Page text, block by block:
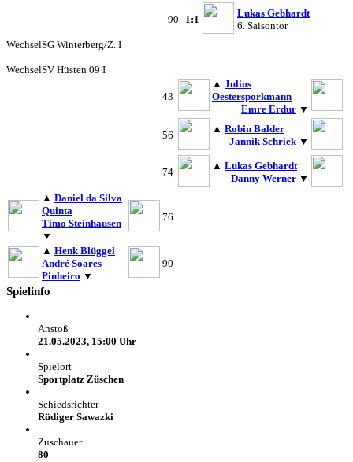
90 1:1
Lukas Gebhardt
6. Saisontor
WechselSG Winterberg/Z. I
WechselSV Hüsten 09 I
43
▲ Julius
Oestersporkmann
Emre Erdur ▼
56
▲ Robin Balder
Jannik Schriek ▼
74
▲ Lukas Gebhardt
Danny Werner ▼
▲ Daniel da Silva
Quinta
Timo Steinhausen
▼
76
▲ Henk Blüggel
André Soares
Pinheiro ▼
90
Spielinfo
Anstoß
21.05.2023, 15:00 Uhr
Spielort
Sportplatz Züschen
Schiedsrichter
Rüdiger Sawazki
Zuschauer
80